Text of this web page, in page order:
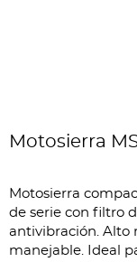
Motosierra
Motosierra
de serie con filtro
antivibración. Alto
manejable. Ideal